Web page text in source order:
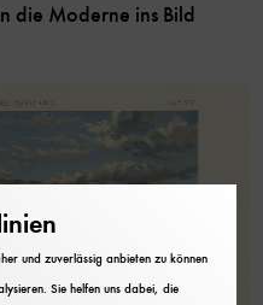
die Moderne ins Bild
und zuverlässig anbieten zu können
Sie helfen uns dabei, die